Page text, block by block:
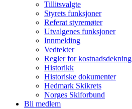
Tillitsvalgte
Styrets funksjoner
Referat styremøter
Utvalgenes funksjoner
Innmelding
Vedtekter
Regler for kostnadsdekning
Historikk
Historiske dokumenter
Hedmark Skikrets
Norges Skiforbund
Bli medlem